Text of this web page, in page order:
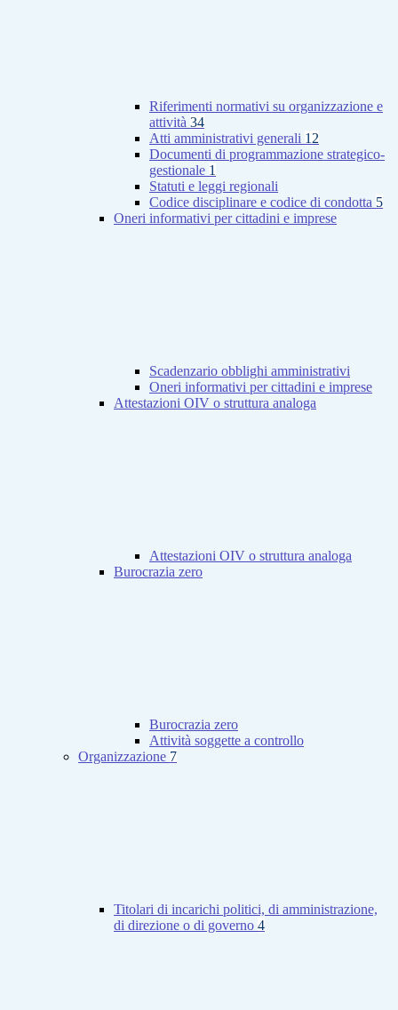
Riferimenti normativi su organizzazione e
attività 34
Atti amministrativi generali 12
Documenti di programmazione strategico-
gestionale 1
Statuti e leggi regionali
Codice disciplinare e codice di condotta 5
Oneri informativi per cittadini e imprese
Scadenzario obblighi amministrativi
Oneri informativi per cittadini e imprese
Attestazioni OIV o struttura analoga
Attestazioni OIV o struttura analoga
Burocrazia zero
Burocrazia zero
Attività soggette a controllo
Organizzazione 7
Titolari di incarichi politici, di amministrazione,
di direzione o di governo 4